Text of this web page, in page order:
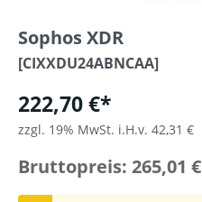
Sophos XDR
[CIXXDU24ABNCAA]
222,70 €*
zzgl. 19% MwSt. i.H.v. 42,31 €
Bruttopreis: 265,01 €